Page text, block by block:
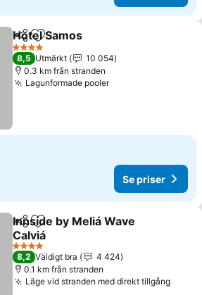
Dela Lägg till i Mina Favoriter
Hotel Samos
4 Stjärnor
8,5 Utmärkt
10 054
0.3 km från stranden
Lagunformade pooler
Se priser
Dela Lägg till i Mina Favoriter
Innside by Meliá Wave
Calviá
4 Stjärnor
8,2 Väldigt bra
4 424
0.1 km från stranden
Läge vid stranden med direkt tillgång